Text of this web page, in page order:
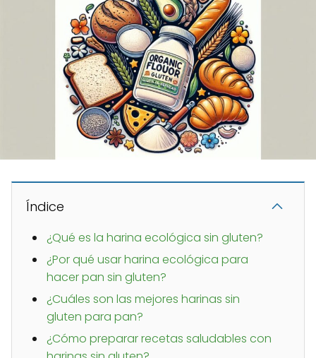
Índice
¿Qué es la harina ecológica sin gluten?
¿Por qué usar harina ecológica para
hacer pan sin gluten?
¿Cuáles son las mejores harinas sin
gluten para pan?
¿Cómo preparar recetas saludables con